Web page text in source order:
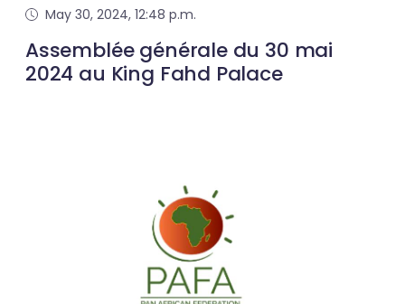
May 30, 2024, 12:48 p.m.
Assemblée générale du 30 mai
2024 au King Fahd Palace